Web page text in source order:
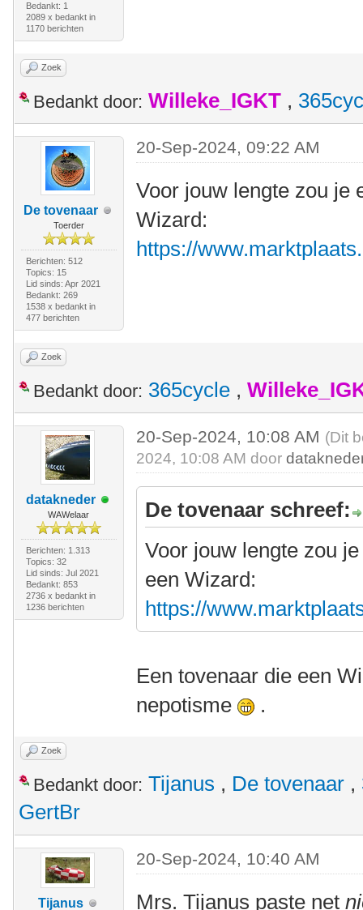
Bedankt: 1
2089 x bedankt in
1170 berichten
Zoek
Bedankt door: Willeke_IGKT ,
De tovenaar
Toerder
Berichten: 512
Topics: 15
Lid sinds: Apr 2021
Bedankt: 269
1538 x bedankt in
477 berichten
20-Sep-2024, 09:22 AM
Voor jouw lengte zou je
Wizard:
https://
Zoek
Bedankt door: 365cycle ,
datakneder
WAWelaar
Berichten: 1.313
Topics: 32
Lid sinds: Jul 2021
Bedankt: 853
2736 x bedankt in
1236 berichten
20-Sep-2024, 10:08 AM (Dit
2024, 10:08 AM door
De tovenaar schreef:
Voor jouw lengte zou
een Wizard:
https://
Een tovenaar die een
nepotisme
.
Zoek
Bedankt door: Tijanus , De tovenaar ,
GertBr
Tijanus
20-Sep-2024, 10:40 AM
Mrs. Tijanus paste net